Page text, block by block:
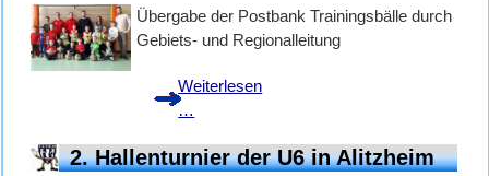
&
U7
SG
Übergabe der Postbank Trainingsbälle durch
Gebiets- und Regionalleitung
Weiterlesen
…
Postbank
2. Hallenturnier der U6 in Alitzheim